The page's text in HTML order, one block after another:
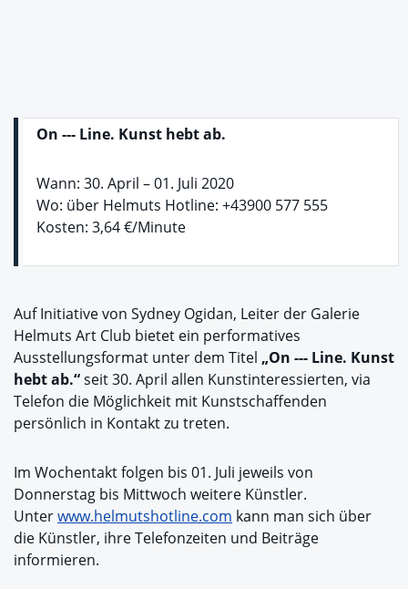
On --- Line. Kunst hebt ab.
Wann: 30. April – 01. Juli 2020
Wo: über Helmuts Hotline: +43900 577 555
Kosten: 3,64 €/Minute
Auf Initiative von Sydney Ogidan, Leiter der Galerie
Helmuts Art Club bietet ein performatives
Ausstellungsformat unter dem Titel „On --- Line. Kunst
hebt ab.“seit 30. April allen Kunstinteressierten, via
Telefon die Möglichkeit mit Kunstschaffenden
persönlich in Kontakt zu treten.
Im Wochentakt folgen bis 01. Juli jeweils von
Donnerstag bis Mittwoch weitere Künstler.
Unterwww.helmutshotline.com kann man sich über
die Künstler, ihre Telefonzeiten und Beiträge
informieren.